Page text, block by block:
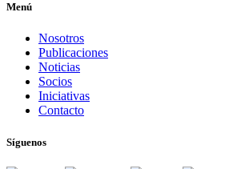
Menú
Nosotros
Publicaciones
Noticias
Socios
Iniciativas
Contacto
Síguenos